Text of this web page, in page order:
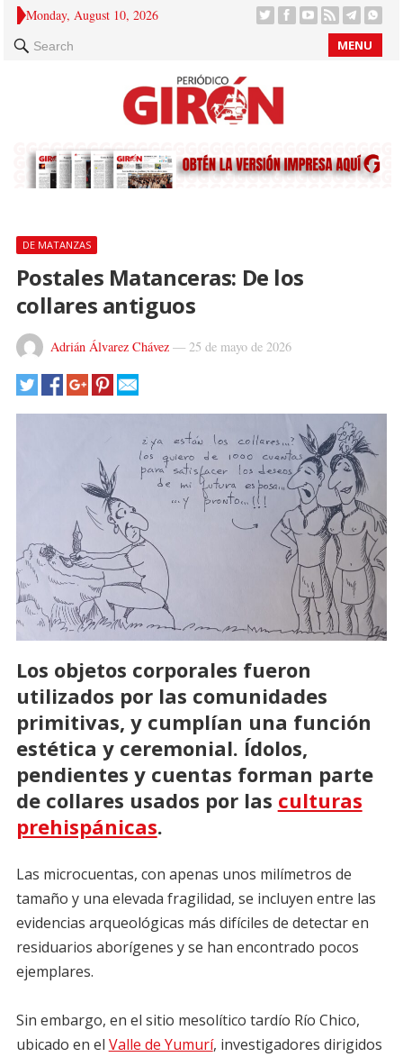
Monday, August 10, 2026
Search MENU
DE MATANZAS
Postales Matanceras: De los
collares antiguos
Adrián Álvarez Chávez— 25 de mayo de 2026
Los objetos corporales fueron
utilizados por las comunidades
primitivas, y cumplían una función
estética y ceremonial. Ídolos,
pendientes y cuentas forman parte
de collares usados por las culturas
prehispánicas.
Las microcuentas, con apenas unos milímetros de
tamaño y una elevada fragilidad, se incluyen entre las
evidencias arqueológicas más difíciles de detectar en
residuarios aborígenes y se han encontrado pocos
ejemplares.
Sin embargo, en el sitio mesolítico tardío Río Chico,
ubicado en el Valle de Yumurí, investigadores dirigidos